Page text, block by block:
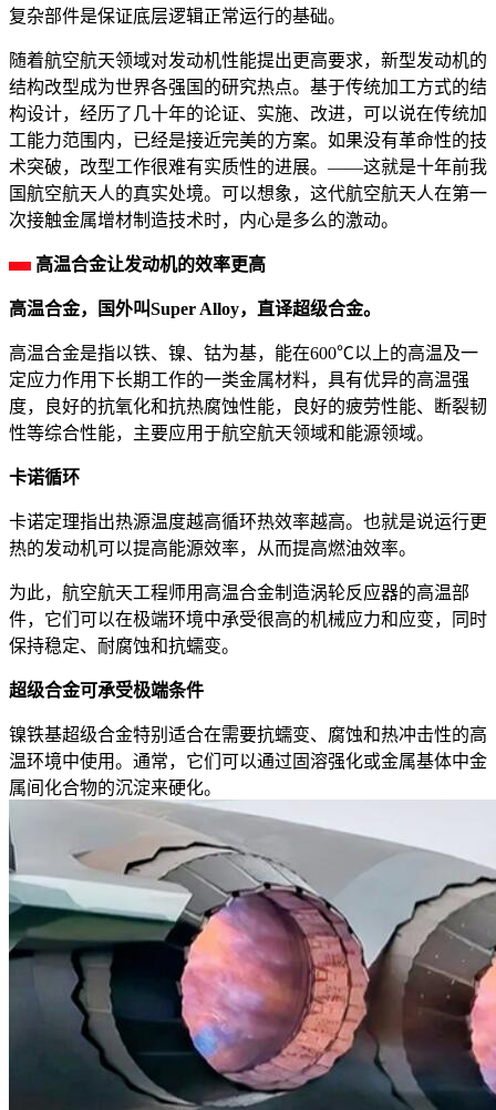
复杂部件是保证底层逻辑正常运行的基础。
随着航空航天领域对发动机性能提出更高要求，新型发动机的
结构改型成为世界各强国的研究热点。基于传统加工方式的结
构设计，经历了几十年的论证、实施、改进，可以说在传统加
工能力范围内，已经是接近完美的方案。如果没有革命性的技
术突破，改型工作很难有实质性的进展。——这就是十年前我
国航空航天人的真实处境。可以想象，这代航空航天人在第一
次接触金属增材制造技术时，内心是多么的激动。
高温合金让发动机的效率更高
高温合金，国外叫Super Alloy，直译超级合金。
高温合金是指以铁、镍、钴为基，能在600℃以上的高温及一
定应力作用下长期工作的一类金属材料，具有优异的高温强
度，良好的抗氧化和抗热腐蚀性能，良好的疲劳性能、断裂韧
性等综合性能，主要应用于航空航天领域和能源领域。
卡诺循环
卡诺定理指出热源温度越高循环热效率越高。也就是说运行更
热的发动机可以提高能源效率，从而提高燃油效率。
为此，航空航天工程师用高温合金制造涡轮反应器的高温部
件，它们可以在极端环境中承受很高的机械应力和应变，同时
保持稳定、耐腐蚀和抗蠕变。
超级合金可承受极端条件
镍铁基超级合金特别适合在需要抗蠕变、腐蚀和热冲击性的高
温环境中使用。通常，它们可以通过固溶强化或金属基体中金
属间化合物的沉淀来硬化。